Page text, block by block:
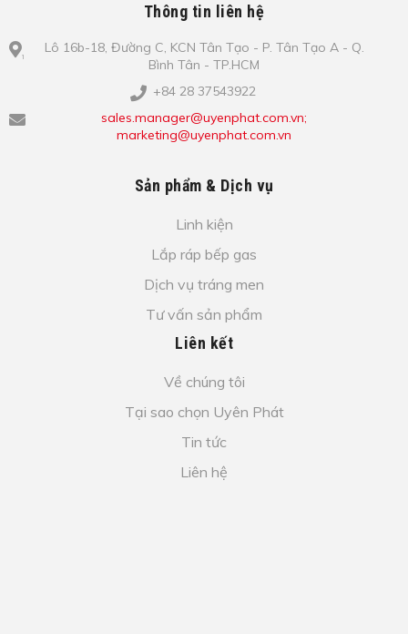
Thông tin liên hệ
Lô​ 16b-18, Đ​ư​ờ​ng C, KCN Tâ​n Tạo​ - P. Tâ​n Tạo​ A - Q.
Bình​ Tâ​n - TP.HCM
+84 28 37543922
sales.manager@uyenphat.com.vn;
marketing@uyenphat.com.vn
Sản phẩm & Dịch vụ
Linh kiện
Lắp ráp bếp gas
Dịch vụ tráng men
Tư vấn sản phẩm
Liên kết
Về chúng tôi
Tại sao chọn Uyên Phát
Tin tức
Liên hệ